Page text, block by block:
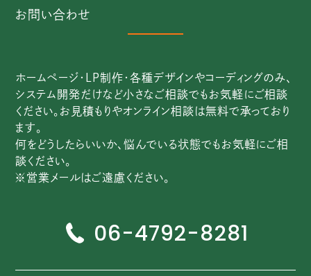
お問い合わせ
ホームページ・LP制作・各種デザインやコーディングのみ、
システム開発だけなど小さなご相談でもお気軽にご相談
ください。お見積もりやオンライン相談は無料で承っており
ます。
何をどうしたらいいか、悩んでいる状態でもお気軽にご相
談ください。
※営業メールはご遠慮ください。
06-4792-8281